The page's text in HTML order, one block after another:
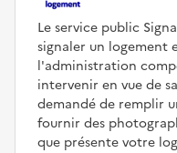
Le service public
signaler un logement
l'administration
intervenir en vue de
demandé de remplir
fournir des
que présente votre